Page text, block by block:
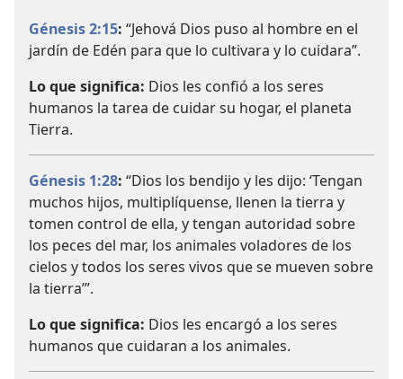
Génesis 2:15: “Jehová Dios puso al hombre en el
jardín de Edén para que lo cultivara y lo cuidara”.
Lo que significa: Dios les confió a los seres
humanos la tarea de cuidar su hogar, el planeta
Tierra.
Génesis 1:28: “Dios los bendijo y les dijo: ‘Tengan
muchos hijos, multiplíquense, llenen la tierra y
tomen control de ella, y tengan autoridad sobre
los peces del mar, los animales voladores de los
cielos y todos los seres vivos que se mueven sobre
la tierra’”.
Lo que significa: Dios les encargó a los seres
humanos que cuidaran a los animales.